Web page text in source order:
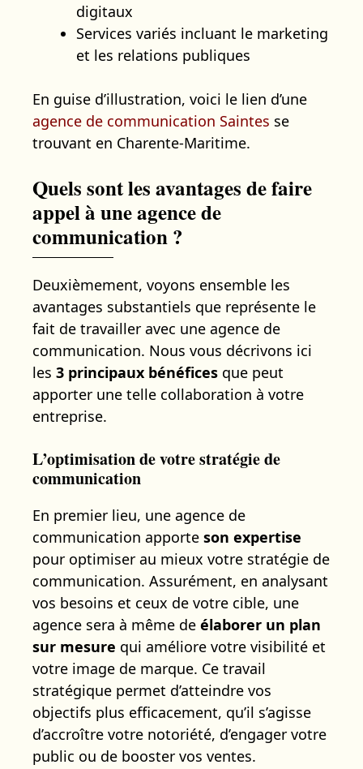
digitaux
Services variés incluant le marketing
et les relations publiques
En guise d’illustration, voici le lien d’une
agence de communication Saintes se
trouvant en Charente-Maritime.
Quels sont les avantages de faire
appel à une agence de
communication ?
Deuxièmement, voyons ensemble les
avantages substantiels que représente le
fait de travailler avec une agence de
communication. Nous vous décrivons ici
les 3 principaux bénéfices que peut
apporter une telle collaboration à votre
entreprise.
L’optimisation de votre stratégie de
communication
En premier lieu, une agence de
communication apporte son expertise
pour optimiser au mieux votre stratégie de
communication. Assurément, en analysant
vos besoins et ceux de votre cible, une
agence sera à même de élaborer un plan
sur mesure qui améliore votre visibilité et
votre image de marque. Ce travail
stratégique permet d’atteindre vos
objectifs plus efficacement, qu’il s’agisse
d’accroître votre notoriété, d’engager votre
public ou de booster vos ventes.